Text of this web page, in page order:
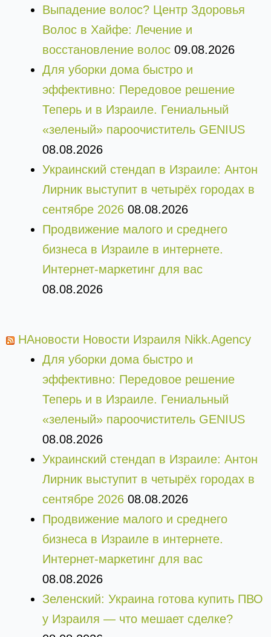
Выпадение волос? Центр Здоровья
Волос в Хайфе: Лечение и
восстановление волос 09.08.2026
Для уборки дома быстро и
эффективно: Передовое решение
Теперь и в Израиле. Гениальный
«зеленый» пароочиститель GENIUS
08.08.2026
Украинский стендап в Израиле: Антон
Лирник выступит в четырёх городах в
сентябре 2026 08.08.2026
Продвижение малого и среднего
бизнеса в Израиле в интернете.
Интернет-маркетинг для вас
08.08.2026
НАновости Новости Израиля Nikk.Agency
Для уборки дома быстро и
эффективно: Передовое решение
Теперь и в Израиле. Гениальный
«зеленый» пароочиститель GENIUS
08.08.2026
Украинский стендап в Израиле: Антон
Лирник выступит в четырёх городах в
сентябре 2026 08.08.2026
Продвижение малого и среднего
бизнеса в Израиле в интернете.
Интернет-маркетинг для вас
08.08.2026
Зеленский: Украина готова купить ПВО
у Израиля — что мешает сделке?